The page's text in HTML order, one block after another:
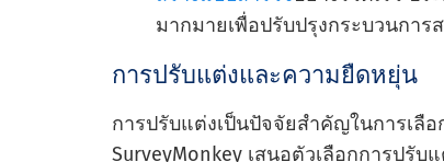
มากมายเพื่อปรับปรุงกระบวนการ
การปรับแต่งและความยืดหยุ่น
การปรับแต่งเป็นปัจจัยสําคัญในการเลื
SurveyMonkey เสนอตัวเลือกการปรั